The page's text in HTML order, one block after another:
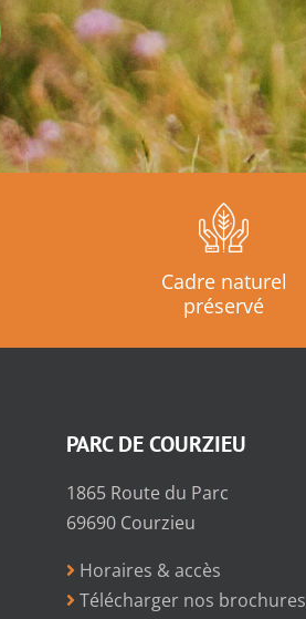
Cadre naturel
préservé
PARC DE COURZIEU
1865 Route du Parc
69690 Courzieu
Horaires & accès
Télécharger nos brochures